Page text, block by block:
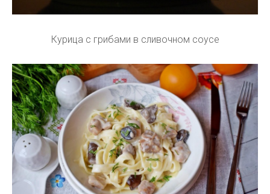
Курица с грибами в сливочном соусе